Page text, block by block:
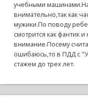
учебными
внимательно,так как
мужики.По поводу
смотрится как фантик
внимание.Посему
ошибаюсь,то в ПДД с
стажем до трех лет.